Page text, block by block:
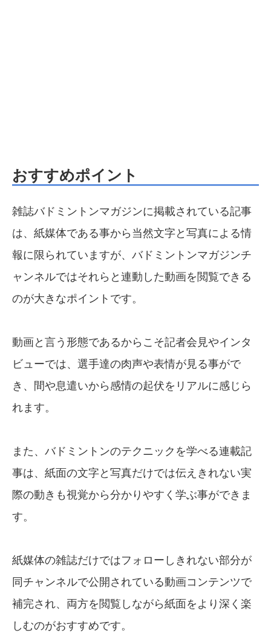
おすすめポイント
雑誌バドミントンマガジンに掲載されている記事
は、紙媒体である事から当然文字と写真による情
報に限られていますが、バドミントンマガジンチ
ャンネルではそれらと連動した動画を閲覧できる
のが大きなポイントです。
動画と言う形態であるからこそ記者会見やインタ
ビューでは、選手達の肉声や表情が見る事がで
き、間や息遣いから感情の起伏をリアルに感じら
れます。
また、バドミントンのテクニックを学べる連載記
事は、紙面の文字と写真だけでは伝えきれない実
際の動きも視覚から分かりやすく学ぶ事ができま
す。
紙媒体の雑誌だけではフォローしきれない部分が
同チャンネルで公開されている動画コンテンツで
補完され、両方を閲覧しながら紙面をより深く楽
しむのがおすすめです。